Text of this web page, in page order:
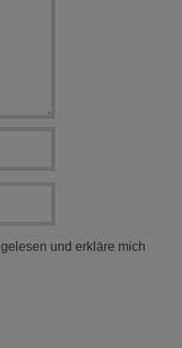
gelesen und erkläre mich